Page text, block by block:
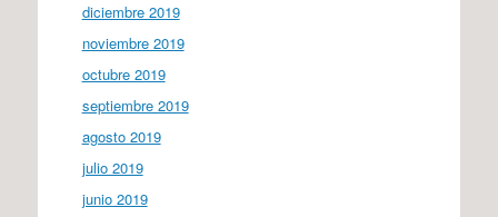
diciembre 2019
noviembre 2019
octubre 2019
septiembre 2019
agosto 2019
julio 2019
junio 2019